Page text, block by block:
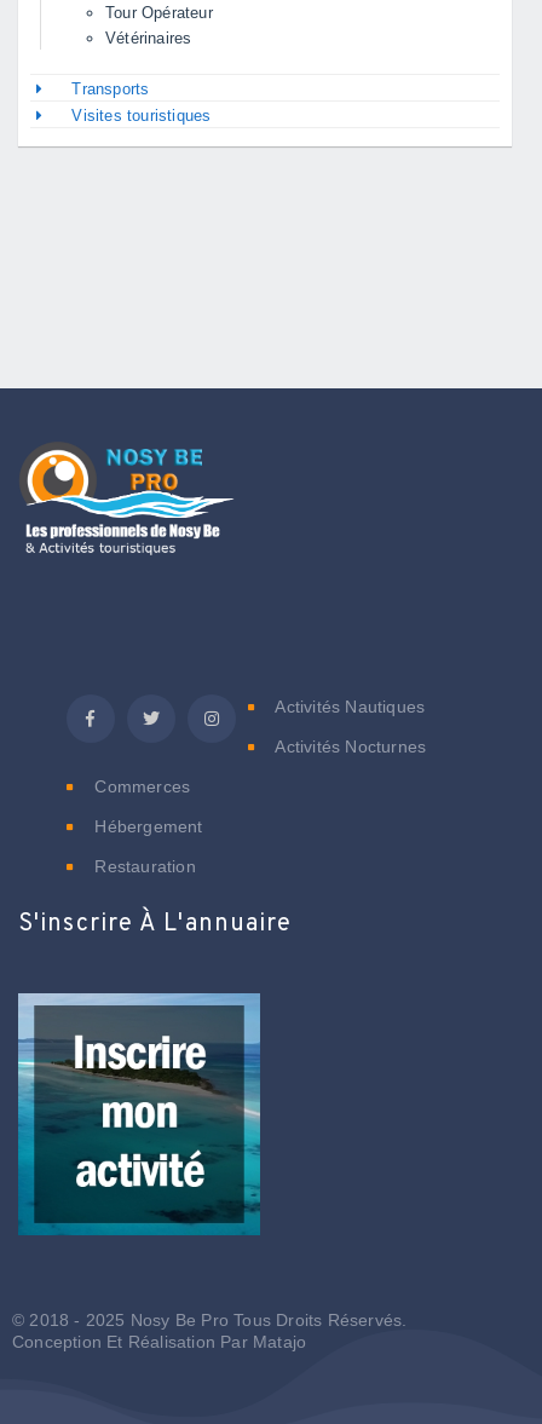
Tour Opérateur
Vétérinaires
Transports
Visites touristiques
Activités Nautiques
Activités Nocturnes
Commerces
Hébergement
Restauration
S'inscrire À L'annuaire
© 2018 - 2025 Nosy Be Pro Tous Droits Réservés.
Conception Et Réalisation Par Matajo